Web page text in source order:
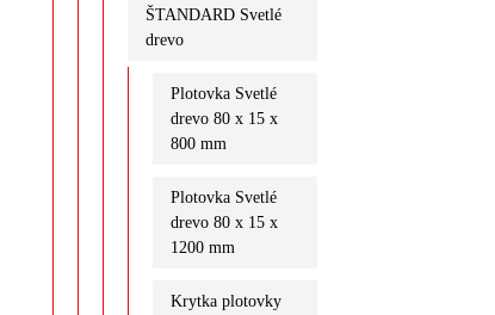
ŠTANDARD Svetlé
drevo
Plotovka Svetlé
drevo 80 x 15 x
800 mm
Plotovka Svetlé
drevo 80 x 15 x
1200 mm
Krytka plotovky